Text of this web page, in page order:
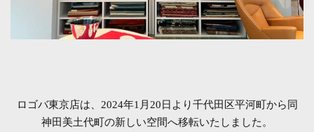
ロゴバ東京店は、2024年1月20日より千代田区平河町から同
神田美土代町の新しい空間へ移転いたしました。